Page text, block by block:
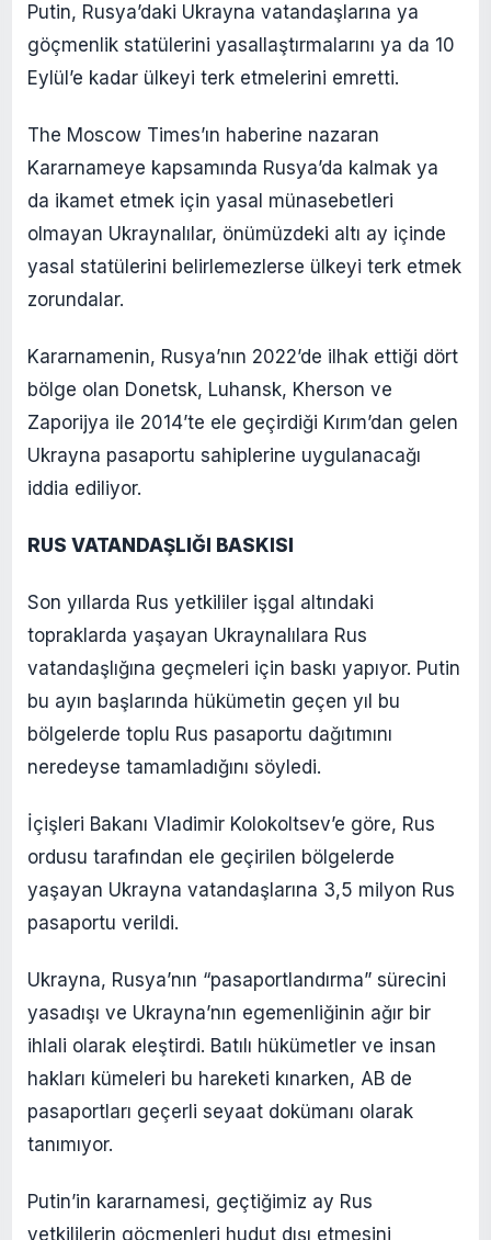
Putin, Rusya’daki Ukrayna vatandaşlarına ya
göçmenlik statülerini yasallaştırmalarını ya da 10
Eylül’e kadar ülkeyi terk etmelerini emretti.
The Moscow Times’ın haberine nazaran
Kararnameye kapsamında Rusya’da kalmak ya
da ikamet etmek için yasal münasebetleri
olmayan Ukraynalılar, önümüzdeki altı ay içinde
yasal statülerini belirlemezlerse ülkeyi terk etmek
zorundalar.
Kararnamenin, Rusya’nın 2022’de ilhak ettiği dört
bölge olan Donetsk, Luhansk, Kherson ve
Zaporijya ile 2014’te ele geçirdiği Kırım’dan gelen
Ukrayna pasaportu sahiplerine uygulanacağı
iddia ediliyor.
RUS VATANDAŞLIĞI BASKISI
Son yıllarda Rus yetkililer işgal altındaki
topraklarda yaşayan Ukraynalılara Rus
vatandaşlığına geçmeleri için baskı yapıyor. Putin
bu ayın başlarında hükümetin geçen yıl bu
bölgelerde toplu Rus pasaportu dağıtımını
neredeyse tamamladığını söyledi.
İçişleri Bakanı Vladimir Kolokoltsev’e göre, Rus
ordusu tarafından ele geçirilen bölgelerde
yaşayan Ukrayna vatandaşlarına 3,5 milyon Rus
pasaportu verildi.
Ukrayna, Rusya’nın “pasaportlandırma” sürecini
yasadışı ve Ukrayna’nın egemenliğinin ağır bir
ihlali olarak eleştirdi. Batılı hükümetler ve insan
hakları kümeleri bu hareketi kınarken, AB de
pasaportları geçerli seyaat dokümanı olarak
tanımıyor.
Putin’in kararnamesi, geçtiğimiz ay Rus
yetkililerin göçmenleri hudut dışı etmesini